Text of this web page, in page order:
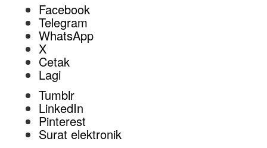
Facebook
Telegram
WhatsApp
X
Cetak
Lagi
Tumblr
LinkedIn
Pinterest
Surat elektronik